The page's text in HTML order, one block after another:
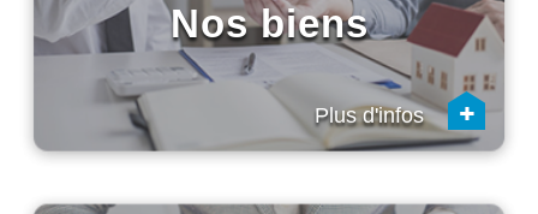
Nos biens
Plus d'infos +